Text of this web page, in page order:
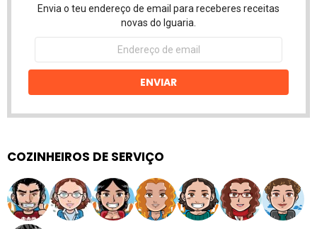
Envia o teu endereço de email para receberes receitas
novas do Iguaria.
Endereço
email
ENVIAR
COZINHEIROS DE SERVIÇO